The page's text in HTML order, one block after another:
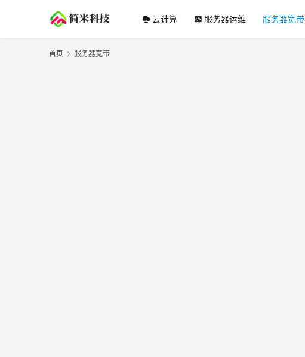
云计算 服务器运维 服务器宽带
首页 服务器宽带